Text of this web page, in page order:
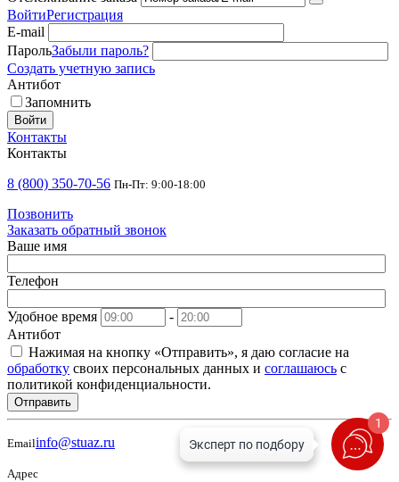
ВойтиРегистрация
E-mail
ПарольЗабыли пароль?
Создать учетную запись
Антибот
Запомнить
Войти
Контакты
Контакты
8 (800) 350-70-56 Пн-Пт: 9:00-18:00
Позвонить
Заказать обратный звонок
Ваше имя
Телефон
Удобное время
-
Антибот
Нажимая на кнопку «Отправить», я даю согласие на
обработку своих персональных данных и соглашаюсь с
политикой конфиденциальности.
Отправить
Emailinfo@stuaz.ru
Адрес
1